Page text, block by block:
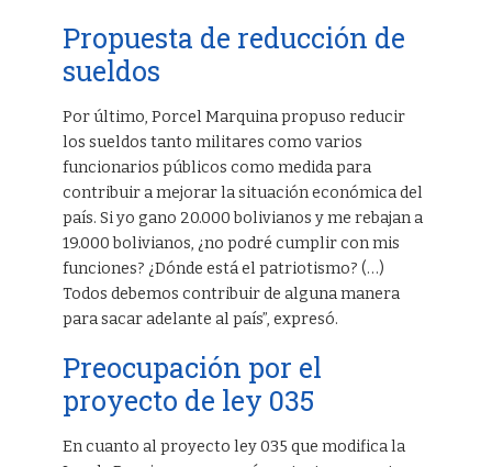
Propuesta de reducción de
sueldos
Por último, Porcel Marquina propuso reducir
los sueldos tanto militares como varios
funcionarios públicos como medida para
contribuir a mejorar la situación económica del
país. Si yo gano 20.000 bolivianos y me rebajan a
19.000 bolivianos, ¿no podré cumplir con mis
funciones? ¿Dónde está el patriotismo? (…)
Todos debemos contribuir de alguna manera
para sacar adelante al país”, expresó.
Preocupación por el
proyecto de ley 035
En cuanto al proyecto ley 035 que modifica la